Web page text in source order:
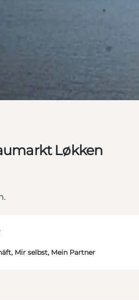
Løkken
Mir selbst, Mein Partner